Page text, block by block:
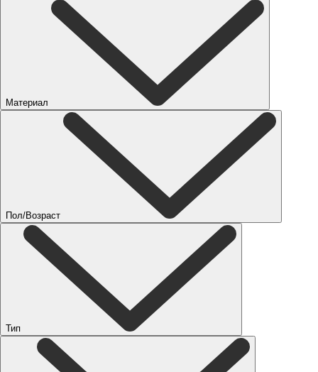
Материал
Пол/Возраст
Тип